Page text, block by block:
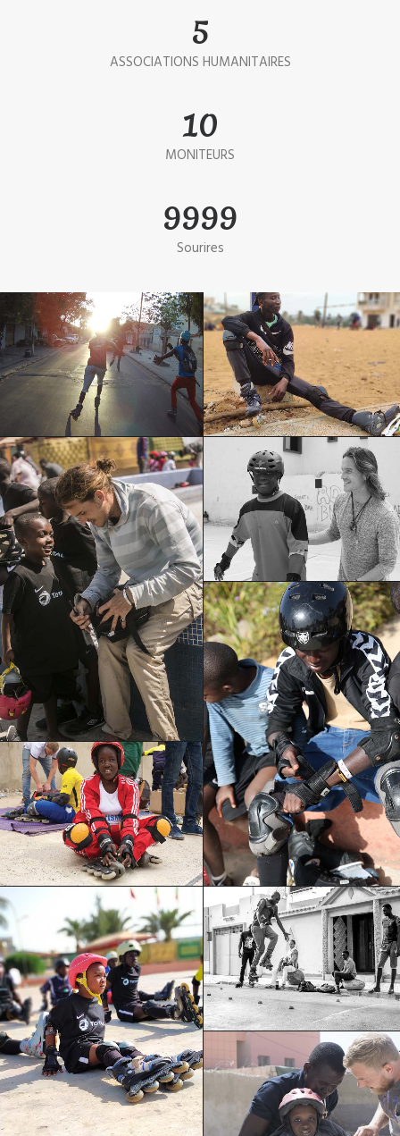
5
ASSOCIATIONS HUMANITAIRES
10
MONITEURS
9999
Sourires